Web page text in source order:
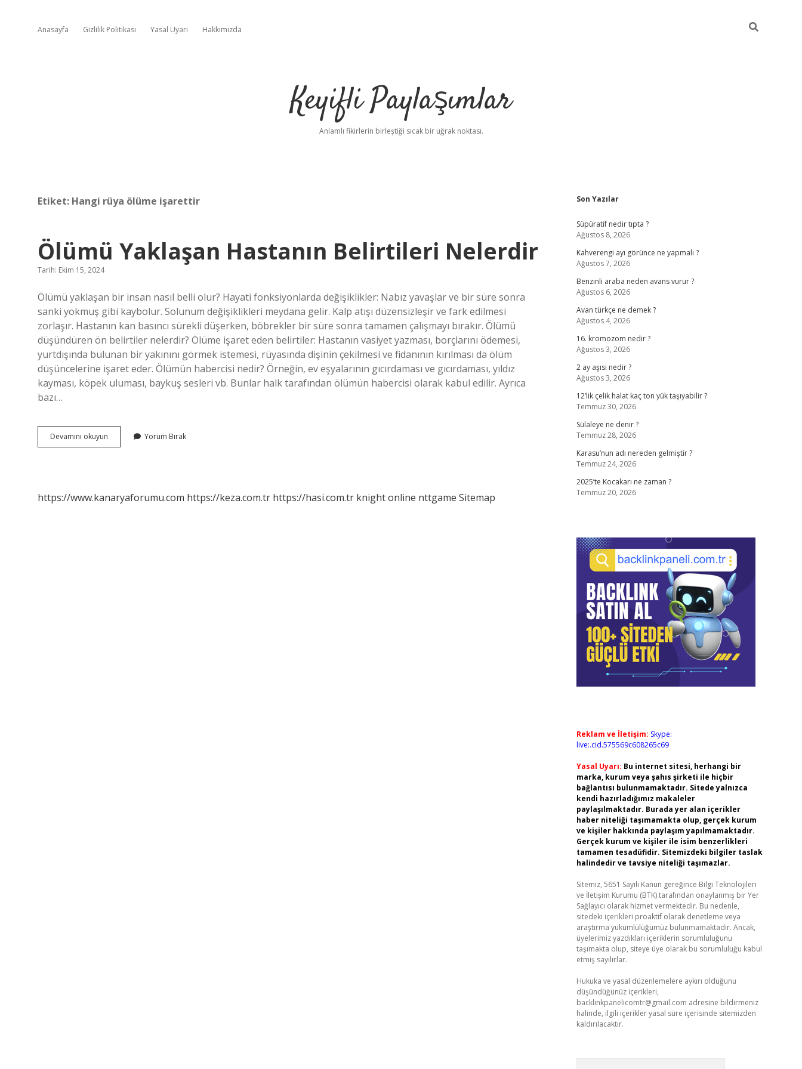
Anasayfa Gizlilik Politikası Yasal Uyarı Hakkımızda
Keyifli Paylaşımlar
Anlamlı fikirlerin birleştiği sıcak bir uğrak noktası.
Etiket: Hangi rüya ölüme işarettir
Ölümü Yaklaşan Hastanın Belirtileri Nelerdir
Tarih: Ekim 15, 2024
Ölümü yaklaşan bir insan nasıl belli olur? Hayati fonksiyonlarda değişiklikler: Nabız yavaşlar ve bir süre sonra
sanki yokmuş gibi kaybolur. Solunum değişiklikleri meydana gelir. Kalp atışı düzensizleşir ve fark edilmesi
zorlaşır. Hastanın kan basıncı sürekli düşerken, böbrekler bir süre sonra tamamen çalışmayı bırakır. Ölümü
düşündüren ön belirtiler nelerdir? Ölüme işaret eden belirtiler: Hastanın vasiyet yazması, borçlarını ödemesi,
yurtdışında bulunan bir yakınını görmek istemesi, rüyasında dişinin çekilmesi ve fidanının kırılması da ölüm
düşüncelerine işaret eder. Ölümün habercisi nedir? Örneğin, ev eşyalarının gıcırdaması ve gıcırdaması, yıldız
kayması, köpek uluması, baykuş sesleri vb. Bunlar halk tarafından ölümün habercisi olarak kabul edilir. Ayrıca
bazı…
Devamını okuyun
Yaklaşan
Yorum Bırak
https://www.kanaryaforumu.com https://keza.com.tr https://hasi.com.tr knight online nttgame Sitemap
Sidebar
Son Yazılar
Süpüratif nedir tıpta ?
Ağustos 8, 2026
Kahverengi ayı görünce ne yapmalı ?
Ağustos 7, 2026
Benzinli araba neden avans vurur ?
Ağustos 6, 2026
Avan türkçe ne demek ?
Ağustos 4, 2026
16. kromozom nedir ?
Ağustos 3, 2026
2 ay aşısı nedir ?
Ağustos 3, 2026
12’lik çelik halat kaç ton yük taşıyabilir ?
Temmuz 30, 2026
Sülaleye ne denir ?
Temmuz 28, 2026
Karasu’nun adı nereden gelmiştir ?
Temmuz 24, 2026
2025’te Kocakarı ne zaman ?
Temmuz 20, 2026
Reklam ve İletişim: Skype:
live:.cid.575569c608265c69
Yasal Uyarı: Bu internet sitesi, herhangi bir
marka, kurum veya şahıs şirketi ile hiçbir
bağlantısı bulunmamaktadır. Sitede yalnızca
kendi hazırladığımız makaleler
paylaşılmaktadır. Burada yer alan içerikler
haber niteliği taşımamakta olup, gerçek kurum
ve kişiler hakkında paylaşım yapılmamaktadır.
Gerçek kurum ve kişiler ile isim benzerlikleri
tamamen tesadüfidir. Sitemizdeki bilgiler taslak
halindedir ve tavsiye niteliği taşımazlar.
Sitemiz, 5651 Sayılı Kanun gereğince Bilgi Teknolojileri
ve İletişim Kurumu (BTK) tarafından onaylanmış bir Yer
Sağlayıcı olarak hizmet vermektedir. Bu nedenle,
sitedeki içerikleri proaktif olarak denetleme veya
araştırma yükümlülüğümüz bulunmamaktadır. Ancak,
üyelerimiz yazdıkları içeriklerin sorumluluğunu
taşımakta olup, siteye üye olarak bu sorumluluğu kabul
etmiş sayılırlar.
Hukuka ve yasal düzenlemelere aykırı olduğunu
düşündüğünüz içerikleri,
backlinkpanelicomtr@gmail.com adresine bildirmeniz
halinde, ilgili içerikler yasal süre içerisinde sitemizden
kaldırılacaktır.